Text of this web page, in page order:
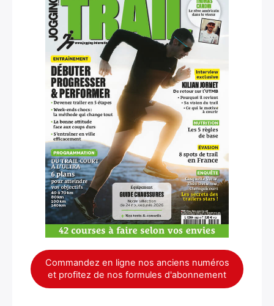
Commandez en ligne nos anciens numéros
et profitez de nos formules d'abonnement